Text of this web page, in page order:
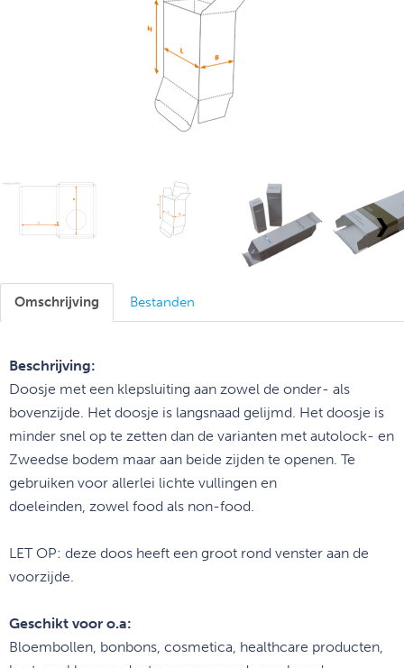
❯
Omschrijving Bestanden
Beschrijving:
Doosje met een klepsluiting aan zowel de onder- als
bovenzijde. Het doosje is langsnaad gelijmd. Het doosje is
minder snel op te zetten dan de varianten met autolock- en
Zweedse bodem maar aan beide zijden te openen. Te
gebruiken voor allerlei lichte vullingen en
doeleinden, zowel food als non-food.
LET OP: deze doos heeft een groot rond venster aan de
voorzijde.
Geschikt voor o.a:
Bloembollen, bonbons, cosmetica, healthcare producten,